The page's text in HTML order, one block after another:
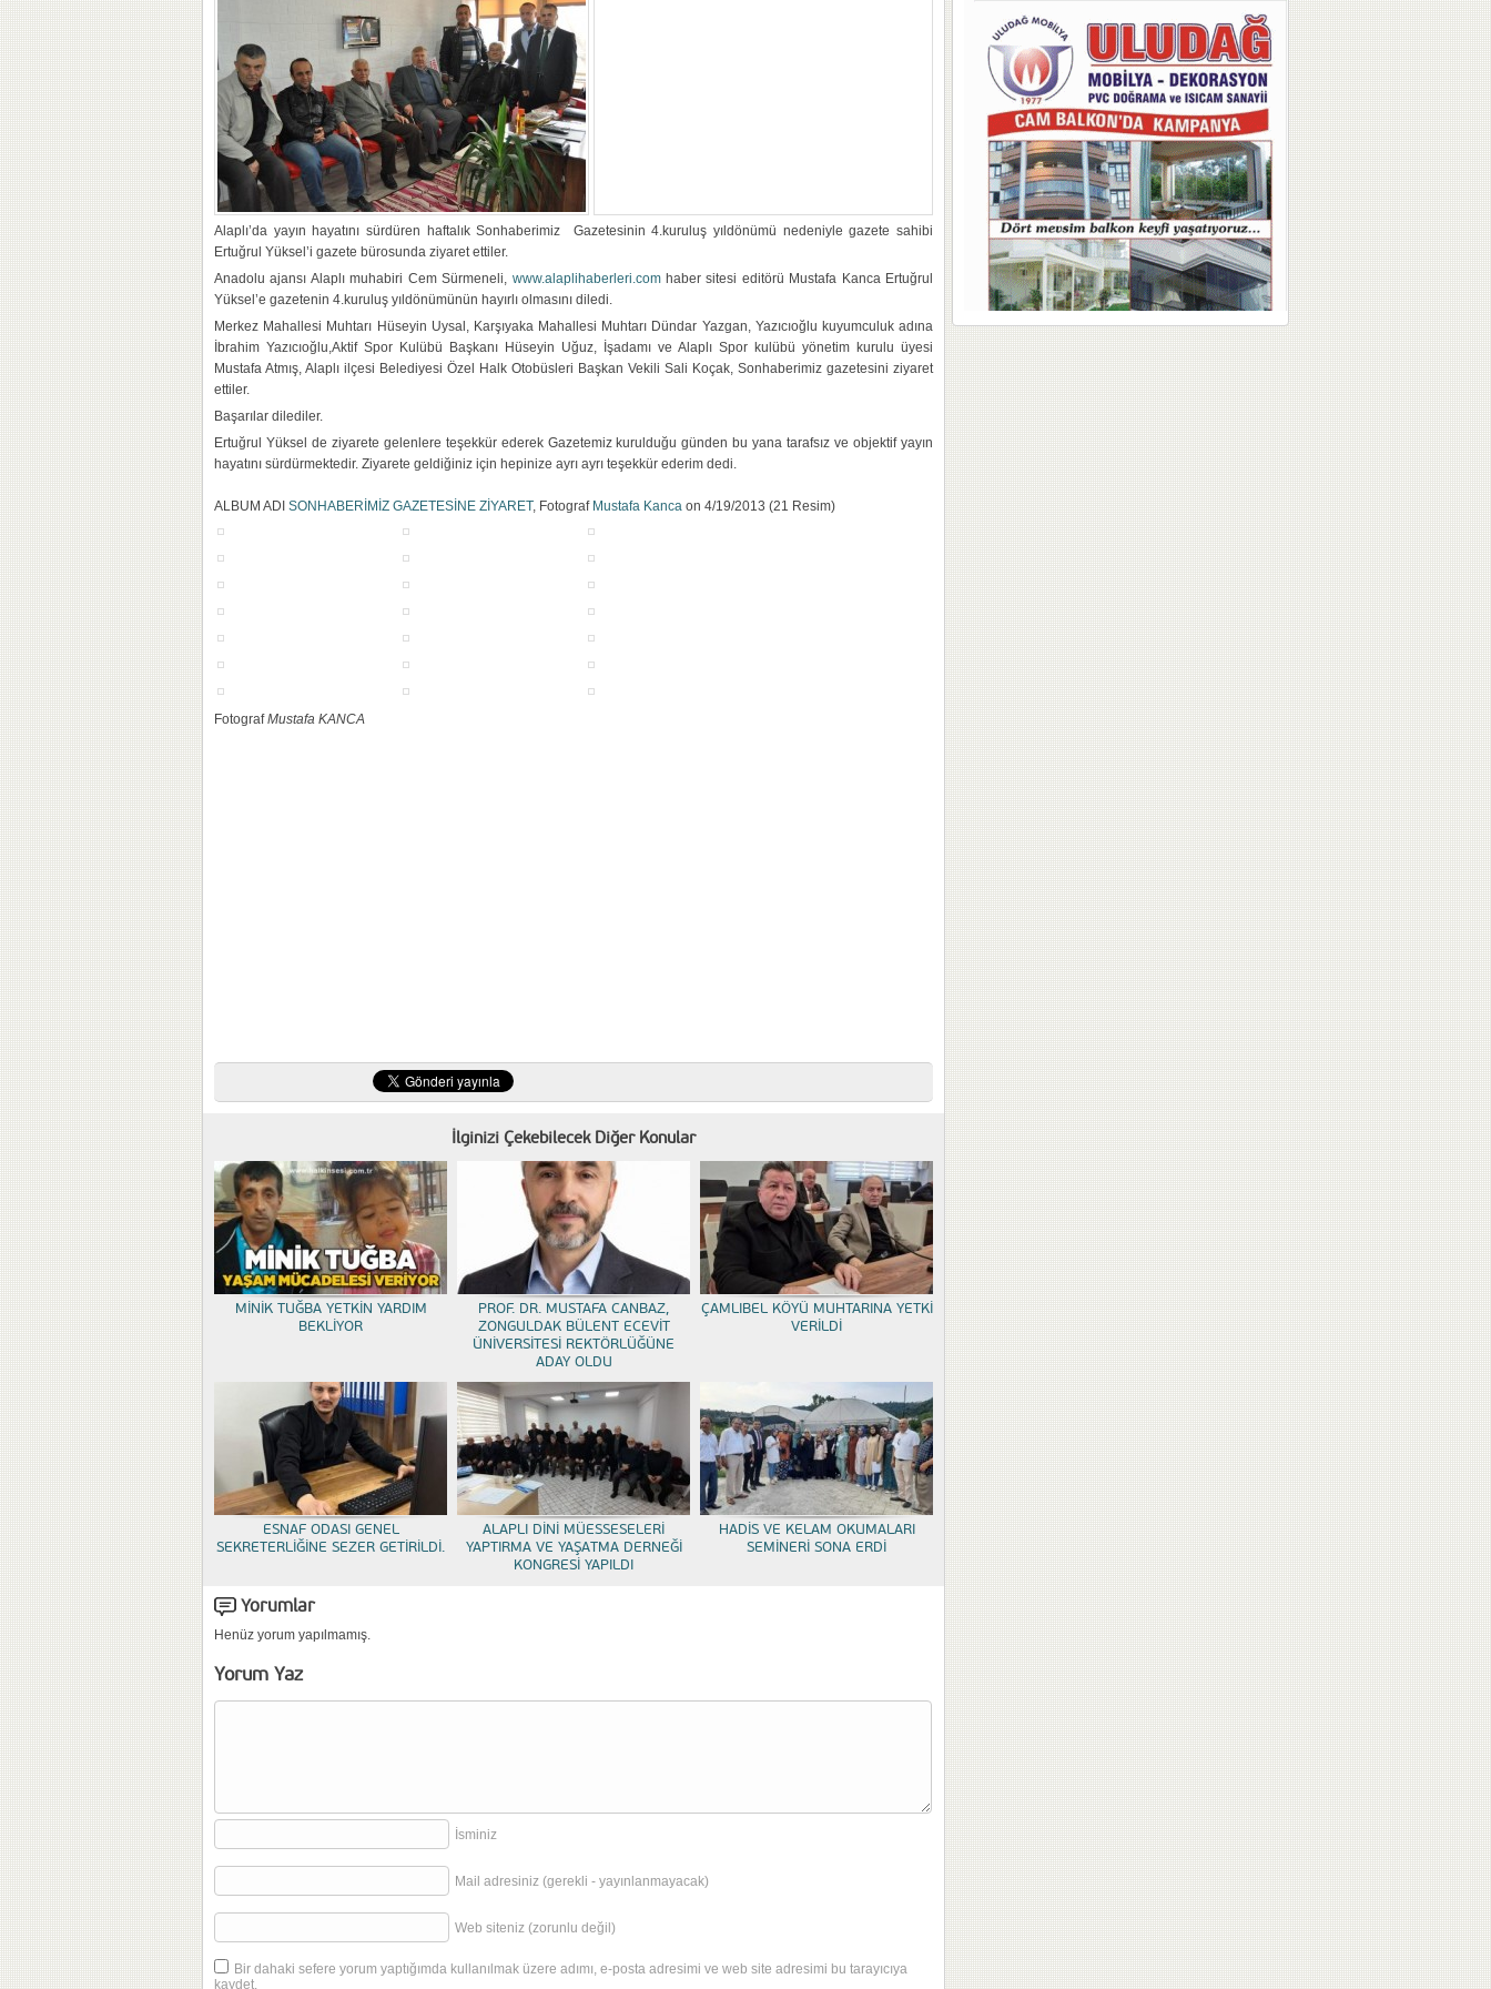
Alaplı’da yayın hayatını sürdüren haftalık Sonhaberimiz Gazetesinin 4.kuruluş yıldönümü nedeniyle gazete sahibi
Ertuğrul Yüksel’i gazete bürosunda ziyaret ettiler.
Anadolu ajansı Alaplı muhabiri Cem Sürmeneli, www.alaplihaberleri.comhaber sitesi editörü Mustafa Kanca Ertuğrul
Yüksel’e gazetenin 4.kuruluş yıldönümünün hayırlı olmasını diledi.
Merkez Mahallesi Muhtarı Hüseyin Uysal, Karşıyaka Mahallesi Muhtarı Dündar Yazgan, Yazıcıoğlu kuyumculuk adına
İbrahim Yazıcıoğlu,Aktif Spor Kulübü Başkanı Hüseyin Uğuz, İşadamı ve Alaplı Spor kulübü yönetim kurulu üyesi
Mustafa Atmış, Alaplı ilçesi Belediyesi Özel Halk Otobüsleri Başkan Vekili Sali Koçak, Sonhaberimiz gazetesini ziyaret
ettiler.
Başarılar dilediler.
Ertuğrul Yüksel de ziyarete gelenlere teşekkür ederek Gazetemiz kurulduğu günden bu yana tarafsız ve objektif yayın
hayatını sürdürmektedir. Ziyarete geldiğiniz için hepinize ayrı ayrı teşekkür ederim dedi.
ALBUM ADI SONHABERİMİZ GAZETESİNE ZİYARET, Fotograf Mustafa Kanca on 4/19/2013 (21 Resim)
FotografMustafa KANCA
İlginizi Çekebilecek Diğer Konular
MİNİK TUĞBA YETKİN YARDIM
BEKLİYOR
PROF. DR. MUSTAFA CANBAZ,
ZONGULDAK BÜLENT ECEVİT
ÜNİVERSİTESİ REKTÖRLÜĞÜNE
ADAY OLDU
ÇAMLIBEL KÖYÜ MUHTARINA YETKİ
VERİLDİ
ESNAF ODASI GENEL
SEKRETERLİĞİNE SEZER GETİRİLDİ.
ALAPLI DİNİ MÜESSESELERİ
YAPTIRMA VE YAŞATMA DERNEĞİ
KONGRESİ YAPILDI
HADİS VE KELAM OKUMALARI
SEMİNERİ SONA ERDİ
Yorumlar
Henüz yorum yapılmamış.
Yorum Yaz
İsminiz
Mail adresiniz (gerekli - yayınlanmayacak)
Web siteniz (zorunlu değil)
Bir dahaki sefere yorum yaptığımda kullanılmak üzere adımı, e-posta adresimi ve web site adresimi bu tarayıcıya
kaydet.